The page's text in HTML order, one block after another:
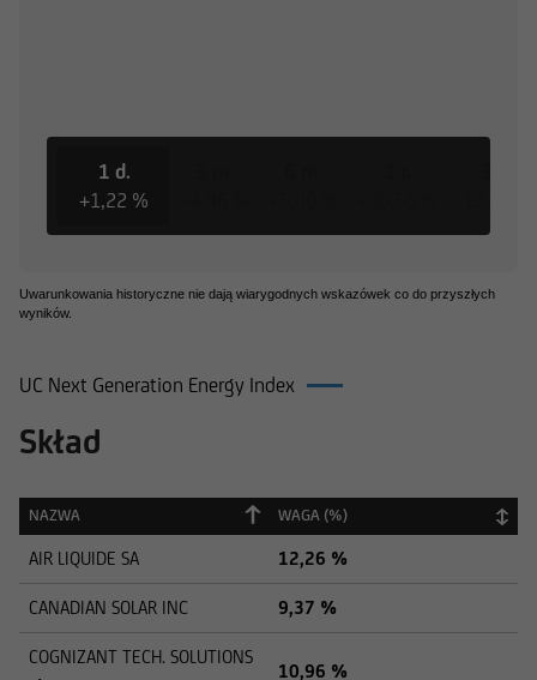
1 d.
+1,22 %
Uwarunkowania historyczne nie dają wiarygodnych wskazówek co do przyszłych
wyników.
UC Next Generation Energy Index
Skład
NAZWA
WAGA (%)
AIR LIQUIDE SA 12,26 %
CANADIAN SOLAR INC 9,37 %
COGNIZANT TECH. SOLUTIONS
10,96 %